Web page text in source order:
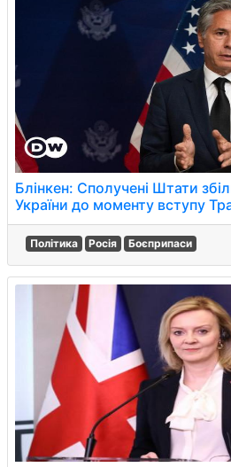
Блінкен: Сполучені Штати
України до моменту вступу
Політика Росія Боєприпаси